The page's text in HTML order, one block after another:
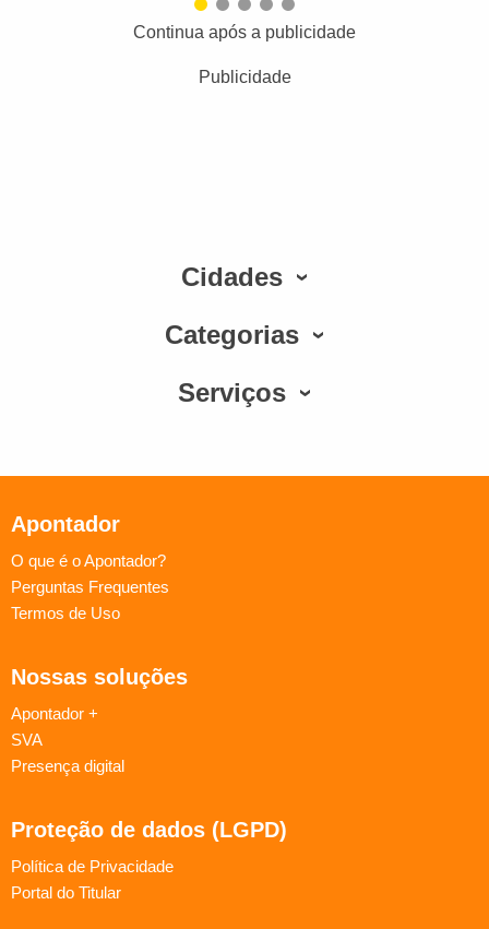
Continua após a publicidade
Publicidade
Cidades
Categorias
Serviços
Apontador
O que é o Apontador?
Perguntas Frequentes
Termos de Uso
Nossas soluções
Apontador +
SVA
Presença digital
Proteção de dados (LGPD)
Política de Privacidade
Portal do Titular